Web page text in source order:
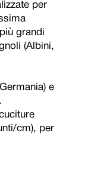
per
grandi
(Albini,
e
cm), per